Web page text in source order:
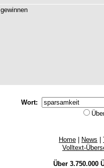
gewinnen
Wort:
Home News
Volltext-
Über 3.750.000